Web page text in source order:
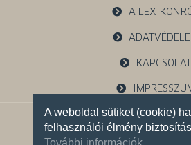
A weboldal sütiket (cookie)
felhasználói élmény
További információk
A
KAPCSOLAT
1121 Budapest,
+36 30 785